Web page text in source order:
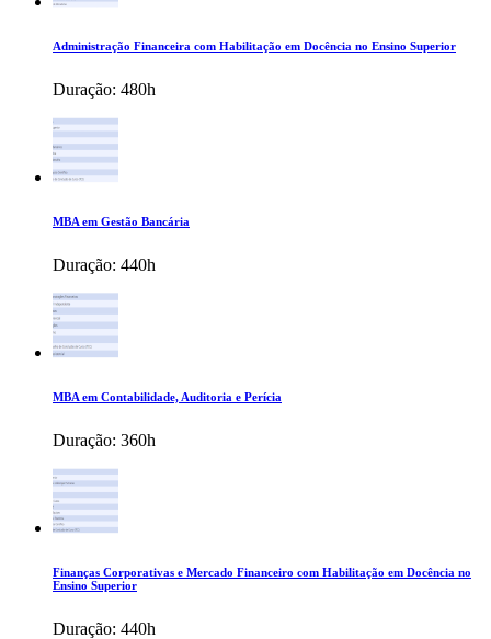
Administração Financeira com Habilitação em Docência no Ensino Superior
Duração: 480h
MBA em Gestão Bancária
Duração: 440h
MBA em Contabilidade, Auditoria e Perícia
Duração: 360h
Finanças Corporativas e Mercado Financeiro com Habilitação em Docência no
Ensino Superior
Duração: 440h